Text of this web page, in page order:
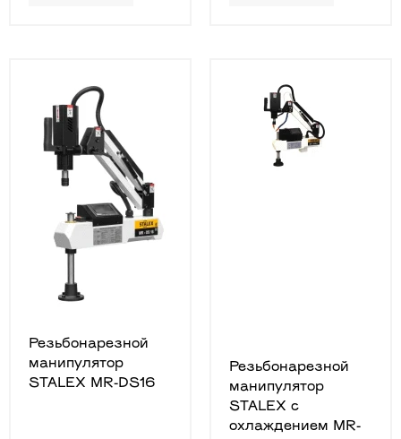
Резьбонарезной
манипулятор
STALEX MR-DS16
Резьбонарезной
манипулятор
STALEX с
охлаждением MR-